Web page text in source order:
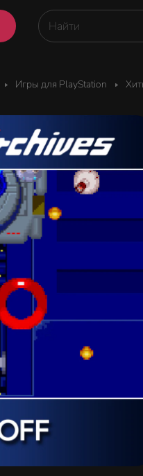
Игры для PlayStation